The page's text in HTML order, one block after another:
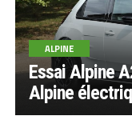
ALPINE
Essai Alpine
Alpine